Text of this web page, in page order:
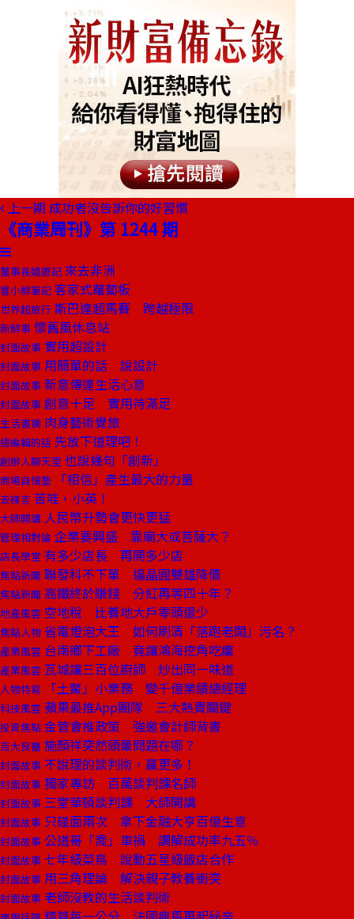
上一期 成功者沒告訴你的好習慣
《商業周刊》第 1244 期
董事長嬉遊記 來去非洲
嘗小鮮筆記 客家式蘿蔔板
世界超旅行 斯巴達超馬賽 跨越極限
新鮮事 懷舊風休息站
封面故事 實用超設計
封面故事 用簡單的話 說設計
封面故事 新意傳達生活心意
封面故事 創意十足 實用待滿足
生活書摘 肉身藝術覺旅
總編輯的話 先放下道理吧！
創辦人聊天室 也說幾句「創新」
商場自慢塾 「相信」產生最大的力量
去梯言 苦哇，小英！
大師開講 人民幣升勢會更快更猛
管理相對論 企業要興盛 靠廟大或菩薩大？
店長學堂 有多少店長 再開多少店
焦點新聞 聯發科不下單 逼晶圓雙雄降價
焦點新聞 高鐵終於賺錢 分紅再等四十年？
地產風雲 空地稅 比養地大戶零頭還少
焦點人物 省電燈泡大王 如何刷清「落跑老闆」污名？
產業風雲 台南鄉下工廠 竟讓鴻海挖角吃癟
產業風雲 瓦城讓三百位廚師 炒出同一味道
人物特寫 「土鱉」小業務 變千億業績總經理
科技風雲 蘋果最推App團隊 三大熱賣關鍵
投資焦點 金管會推政策 強邀會計師背書
百大良醫 施顏祥突然頭暈問題在哪？
封面故事 不說理的談判術，贏更多！
封面故事 獨家專訪 百萬談判課名師
封面故事 三堂華頓談判課 大師開講
封面故事 只碰面兩次 拿下金融大亨百億生意
封面故事 公道哥「喬」車禍 調解成功率九五％
封面故事 七年級菜鳥 說動五星級飯店合作
封面故事 用三角理論 解決親子教養衝突
封面故事 老師沒教的生活談判術